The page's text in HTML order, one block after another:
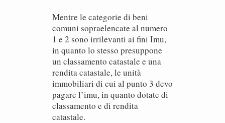
Mentre le categorie di beni
comuni sopraelencate al numero
1 e 2 sono irrilevanti ai fini Imu,
in quanto lo stesso presuppone
un classamento catastale e una
rendita catastale, le unità
immobiliari di cui al punto 3 devo
pagare l’imu, in quanto dotate di
classamento e di rendita
catastale.